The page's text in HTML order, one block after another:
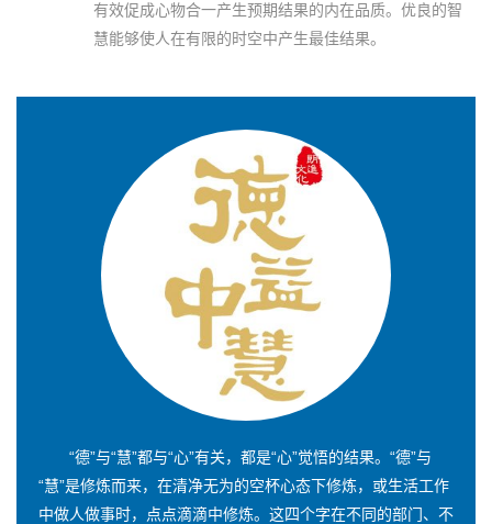
有效促成心物合一产生预期结果的内在品质。优良的智
慧能够使人在有限的时空中产生最佳结果。
“德”与“慧”都与“心”有关，都是“心”觉悟的结果。“德”与
“慧”是修炼而来，在清净无为的空杯心态下修炼，或生活工作
中做人做事时，点点滴滴中修炼。这四个字在不同的部门、不